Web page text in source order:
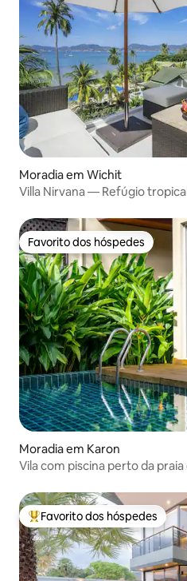
Moradia em Wichit
Villa Nirvana — Refúgio
Favorito dos hóspedes
Favorito dos hóspedes
Moradia em Karon
Vila com piscina perto da
Favoritos dos hóspedes mais
Favorito dos hóspedes